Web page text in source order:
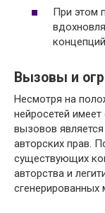
При этом
концепций.
Вызовы и
Несмотря на
нейросетей
вызовов
авторских прав.
существующих
авторства и
сгенерированных